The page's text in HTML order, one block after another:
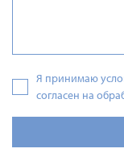
Я принимаю
согласен на